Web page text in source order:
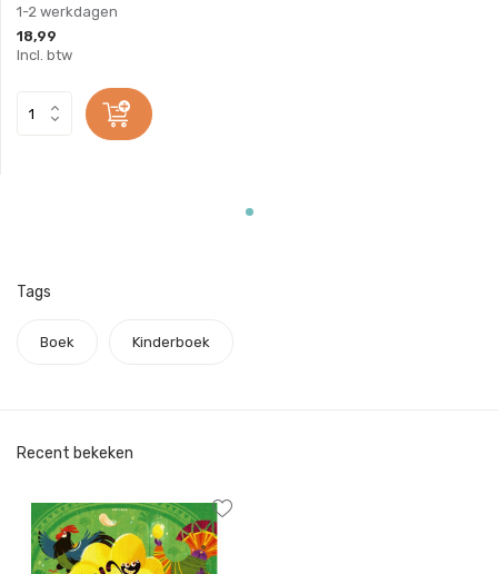
1-2 werkdagen
18,99
Incl. btw
Tags
Boek Kinderboek
Recent bekeken